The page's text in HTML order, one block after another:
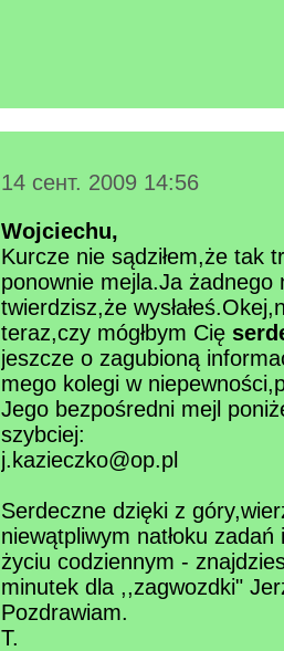
14 сент. 2009 14:56
Wojciechu,
Kurcze nie sądziłem,że tak
ponownie mejla.Ja żadnego
twierdzisz,że
teraz,czy mógłbym Cię
jeszcze o zagubioną
mego kolegi w
Jego bezpośredni mejl
szybciej:
j.kazieczko@op.pl
Serdeczne dzięki z
niewątpliwym natłoku
życiu codziennym -
minutek dla ,,zagwozdki"
Pozdrawiam.
T.